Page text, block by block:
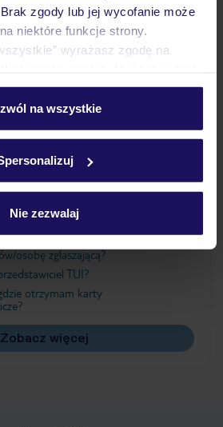
zgody lub jej wycofanie może
niektóre funkcje strony.
wyrażasz zgodę na
wchodząc w zakładkę
o plikach cookie znajdziesz
na wszystkie
Nie zezwalaj
osobę zgłaszającą?
TUI?
otrzymam karty
Zobacz więcej